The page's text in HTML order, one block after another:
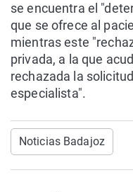
se encuentra el
que se ofrece al
mientras este
privada, a la que
rechazada la
especialista".
Noticias Badajoz